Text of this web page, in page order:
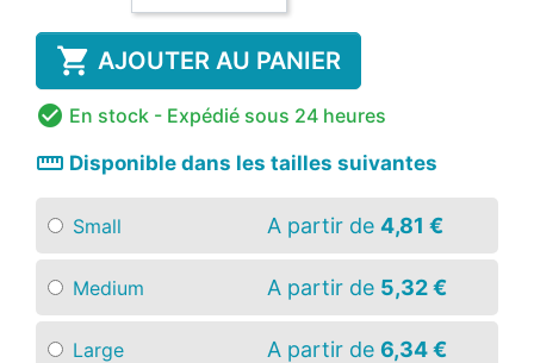
 AJOUTER AU PANIER
 En stock - Expédié sous 24 heures
straighten Disponible dans les tailles suivantes
Small A partir de 4,81 €
Medium A partir de 5,32 €
Large A partir de 6,34 €